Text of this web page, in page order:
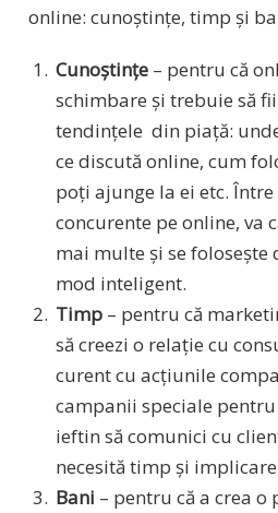
online: cunoștințe, timp și
Cunoștințe– pentru că
schimbare și trebuie să
tendințele din piață:
ce discută online, cum
poți ajunge la ei etc.
concurente pe online, va
mai multe și se
mod inteligent.
Timp– pentru că
să creezi o relație cu
curent cu acțiunile
campanii speciale
ieftin să comunici cu
necesită timp și
Bani – pentru că a crea o